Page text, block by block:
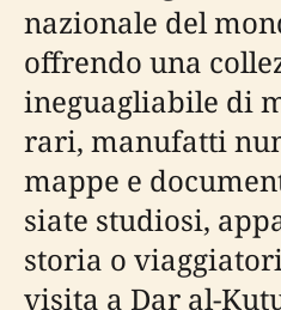
nazionale del
offrendo una
ineguagliabile di
rari, manufatti
mappe e
siate studiosi,
storia o
visita a Dar al-